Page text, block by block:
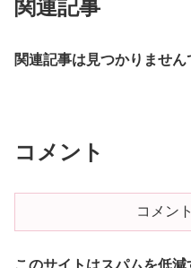
関連記事
関連記事は見つかりません
コメント
コメン
このサイトはスパムを低